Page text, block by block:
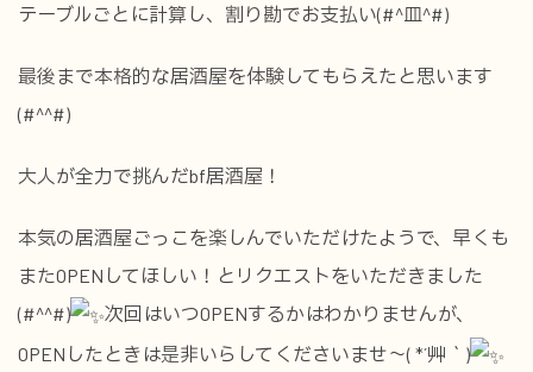
テーブルごとに計算し、割り勘でお支払い(#^皿^#)
最後まで本格的な居酒屋を体験してもらえたと思います
(#^^#)
大人が全力で挑んだbf居酒屋！
本気の居酒屋ごっこを楽しんでいただけたようで、早くも
またOPENしてほしい！とリクエストをいただきました
(#^^#)
次回はいつOPENするかはわかりませんが、
OPENしたときは是非いらしてくださいませ～( *´艸｀)